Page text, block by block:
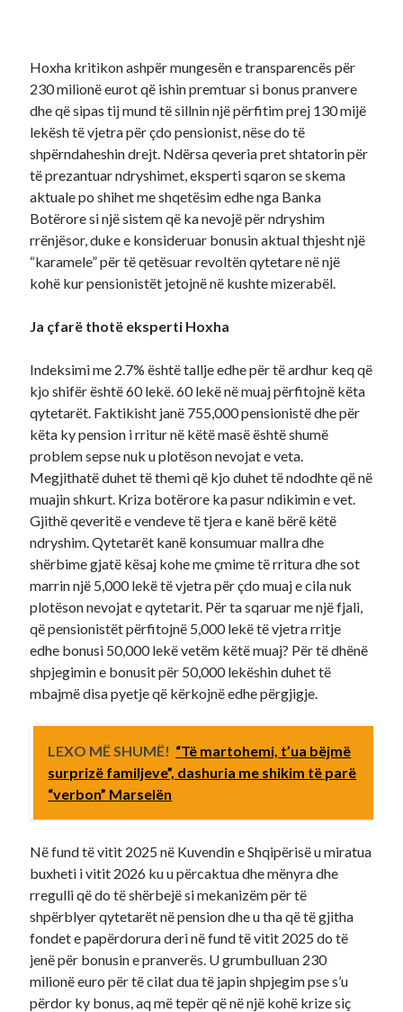
Hoxha kritikon ashpër mungesën e transparencës për
230 milionë eurot që ishin premtuar si bonus pranvere
dhe që sipas tij mund të sillnin një përfitim prej 130 mijë
lekësh të vjetra për çdo pensionist, nëse do të
shpërndaheshin drejt. Ndërsa qeveria pret shtatorin për
të prezantuar ndryshimet, eksperti sqaron se skema
aktuale po shihet me shqetësim edhe nga Banka
Botërore si një sistem që ka nevojë për ndryshim
rrënjësor, duke e konsideruar bonusin aktual thjesht një
“karamele” për të qetësuar revoltën qytetare në një
kohë kur pensionistët jetojnë në kushte mizerabël.
Ja çfarë thotë eksperti Hoxha
Indeksimi me 2.7% është tallje edhe për të ardhur keq që
kjo shifër është 60 lekë. 60 lekë në muaj përfitojnë këta
qytetarët. Faktikisht janë 755,000 pensionistë dhe për
këta ky pension i rritur në këtë masë është shumë
problem sepse nuk u plotëson nevojat e veta.
Megjithatë duhet të themi që kjo duhet të ndodhte që në
muajin shkurt. Kriza botërore ka pasur ndikimin e vet.
Gjithë qeveritë e vendeve të tjera e kanë bërë këtë
ndryshim. Qytetarët kanë konsumuar mallra dhe
shërbime gjatë kësaj kohe me çmime të rritura dhe sot
marrin një 5,000 lekë të vjetra për çdo muaj e cila nuk
plotëson nevojat e qytetarit. Për ta sqaruar me një fjali,
që pensionistët përfitojnë 5,000 lekë të vjetra rritje
edhe bonusi 50,000 lekë vetëm këtë muaj? Për të dhënë
shpjegimin e bonusit për 50,000 lekëshin duhet të
mbajmë disa pyetje që kërkojnë edhe përgjigje.
LEXO MË SHUMË! “Të martohemi, t’ua bëjmë
surprizë familjeve”, dashuria me shikim të parë
“verbon” Marselën
Në fund të vitit 2025 në Kuvendin e Shqipërisë u miratua
buxheti i vitit 2026 ku u përcaktua dhe mënyra dhe
rregulli që do të shërbejë si mekanizëm për të
shpërblyer qytetarët në pension dhe u tha që të gjitha
fondet e papërdorura deri në fund të vitit 2025 do të
jenë për bonusin e pranverës. U grumbulluan 230
milionë euro për të cilat dua të japin shpjegim pse s’u
përdor ky bonus, aq më tepër që në një kohë krize siç